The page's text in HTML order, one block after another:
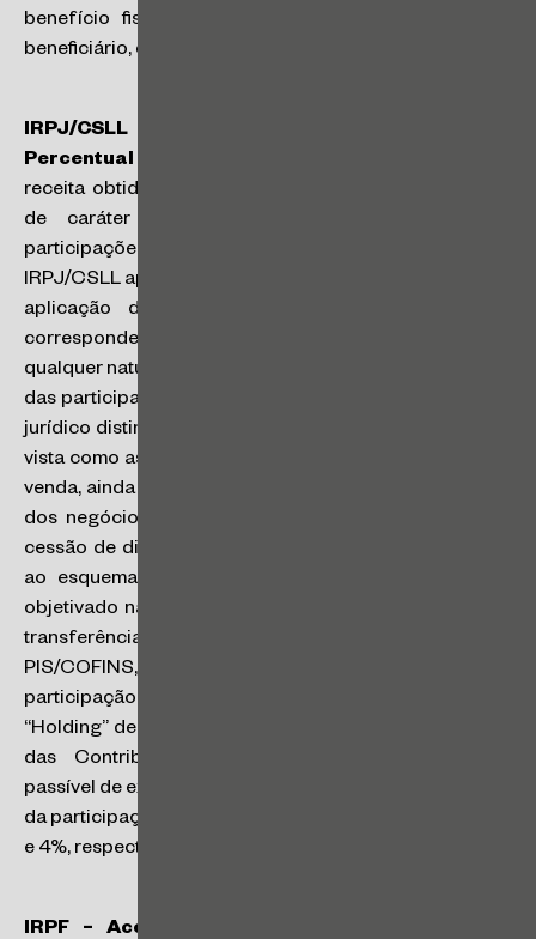
benefício fiscal referem-se especificamente ao seu
beneficiário, e não a terceiros. (SC nº 17/2025)
IRPJ/CSLL – PIS/COFINS – Lucro Presumido –
Percentual de Presunção – Holding Patrimonial
receita obtida na alienação de participação societária
de caráter não permanente por “Holding” de
participações deve integrar a base de cálculo de
IRPJ/CSLL apurado no regime de lucro presumido, com
aplicação do percentual de presunção de 32%,
correspondente à atividade de cessão de direitos de
qualquer natureza, seja na cessão provisória e definitiva
das participações. A cessão de direitos tipifica negócio
jurídico distinto da operação comercial, e não pode ser
vista como aspecto particular do contrato de compra e
venda, ainda que se enquadre na categoria mais ampla
dos negócios de alienação. A função econômica da
cessão de direitos não corresponde, necessariamente,
ao esquema legal do contrato de compra e venda,
objetivado na troca de uma coisa por dinheiro, para a
transferência de propriedade. Para fins de incidência de
PIS/COFINS, a receita decorrente da alienação de
participação societária de caráter não permanente por
“Holding” de participações integra as bases de cálculo
das Contribuições no regime cumulativo, sendo
passível de exclusão o valor despendido para aquisição
da participação, com incidência das alíquotas de 0,65%
e 4%, respectivamente. (SC nº 18/2025)
IRPF – Acordo Extrajudicial